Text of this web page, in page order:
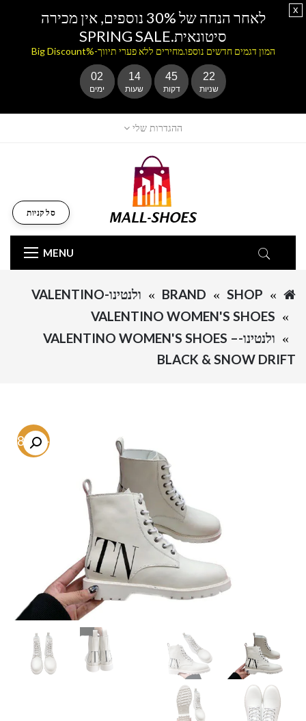
ההגדרות שלי
MENU
סל קניות
SHOP
BRAND
ולנטינו-VALENTINO
VALENTINO WOMEN'S SHOES
ולנטינו-VALENTINO WOMEN'S SHOES –
BLACK & SNOW DRIFT
-68.9%
לאחר הנחה של 30% נוספים, אין מכירה
סיטונאית.SPRING SALE
המון דגמים חדשים נוספו.מחירים ללא פערי תיווך-%Big Discount
02
ימים
14
שעות
45
דקות
22
שניות
x